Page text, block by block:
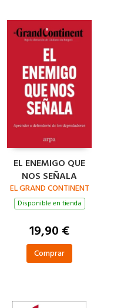
EL ENEMIGO QUE
NOS SEÑALA
EL GRAND CONTINENT
Disponible en tienda
19,90 €
Comprar